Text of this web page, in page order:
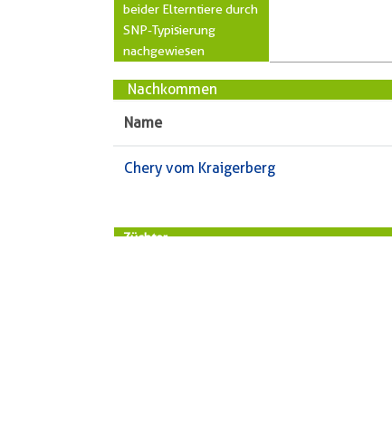
beider Elterntiere durch
SNP-Typisierung
nachgewiesen
Nachkommen
Name
Chery vom Kraigerberg
Züchter